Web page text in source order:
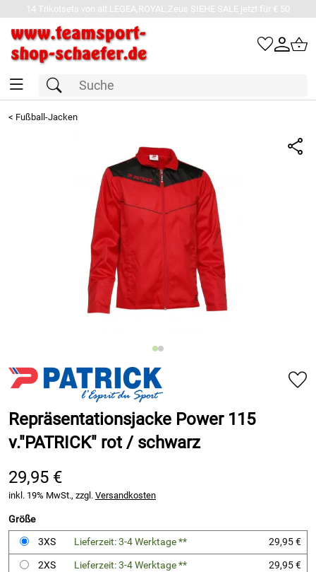
14 Trikotsets von alt.LEGEA,ROYAL,Zeus SIEHE SALE jetzt für € 50
< Fußball-Jacken
Repräsentationsjacke Power 115
v."PATRICK" rot / schwarz
29,95 €
inkl. 19% MwSt., zzgl. Versandkosten
Größe
3XS
Lieferzeit: 3-4 Werktage **
29,95 €
2XS
Lieferzeit: 3-4 Werktage **
29,95 €